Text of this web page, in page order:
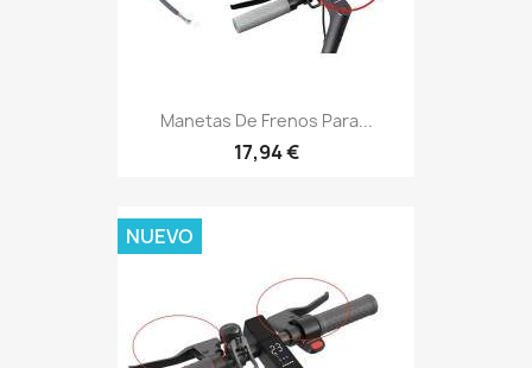
Manetas De Frenos Para...
17,94 €
NUEVO